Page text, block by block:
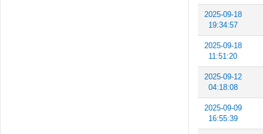
2025-09-18
19:34:57
2025-09-18
11:51:20
2025-09-12
04:18:08
2025-09-09
16:55:39